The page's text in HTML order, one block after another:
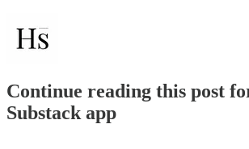
Continue reading this post
Substack app